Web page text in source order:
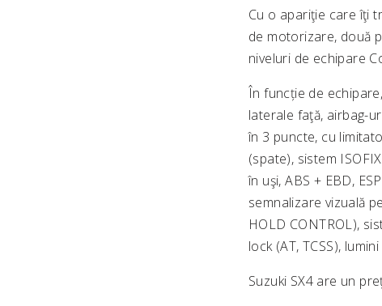
Cu o apariţie care îţi
de motorizare, două
niveluri de echipare
În funcție de
laterale faţă, airbag-
în 3 puncte, cu
(spate), sistem
în uşi, ABS + EBD,
semnalizare vizuală
HOLD CONTROL),
lock (AT, TCSS),
Suzuki SX4 are un